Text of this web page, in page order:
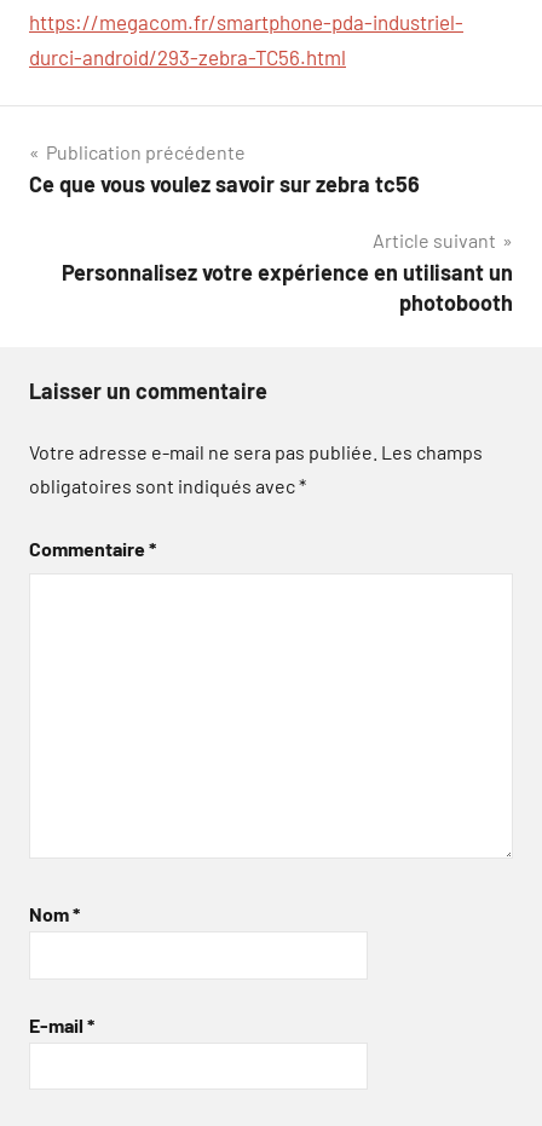
https://megacom.fr/smartphone-pda-industriel-
durci-android/293-zebra-TC56.html
Navigation
de
Publication précédente
Ce que vous voulez savoir sur zebra tc56
Article suivant
Personnalisez votre expérience en utilisant un
photobooth
Laisser un commentaire
Votre adresse e-mail ne sera pas publiée. Les champs
obligatoires sont indiqués avec*
Commentaire*
Nom*
E-mail *